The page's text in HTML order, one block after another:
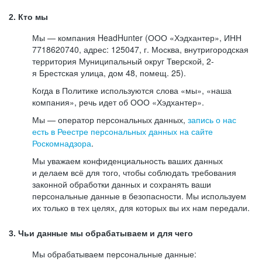
2. Кто мы
Мы — компания HeadHunter (ООО «Хэдхантер», ИНН
7718620740, адрес: 125047, г. Москва, внутригородская
территория Муниципальный округ Тверской, 2-
я Брестская улица, дом 48, помещ. 25).
Когда в Политике используются слова «мы», «наша
компания», речь идет об ООО «Хэдхантер».
Мы — оператор персональных данных, запись о нас
есть в Реестре персональных данных на сайте
Роскомнадзора.
Мы уважаем конфиденциальность ваших данных
и делаем всё для того, чтобы соблюдать требования
законной обработки данных и сохранять ваши
персональные данные в безопасности. Мы используем
их только в тех целях, для которых вы их нам передали.
3. Чьи данные мы обрабатываем и для чего
Мы обрабатываем персональные данные: